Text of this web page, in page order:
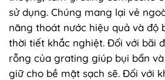
sử dụng. Chúng mang lại vẻ
năng thoát nước hiệu quả và độ
thời tiết khắc nghiệt. Đối với bãi
rỗng của grating giúp bụi bẩn
giữ cho bề mặt sạch sẽ. Đối với